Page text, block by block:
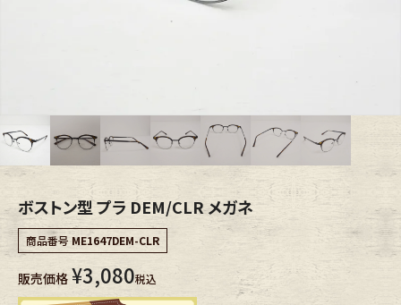
Tops Outer
Fafatt
レディース商品カテゴリーから探す
Tops Bottoms
ボストン型 プラ DEM/CLR メガネ
商品番号 ME1647DEM-CLR
販売価格 ¥3,080税込